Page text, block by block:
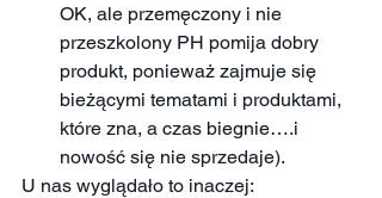
OK, ale przemęczony i nie
przeszkolony PH pomija dobry
produkt, ponieważ zajmuje się
bieżącymi tematami i produktami,
które zna, a czas biegnie….i
nowość się nie sprzedaje).
U nas wyglądało to inaczej: